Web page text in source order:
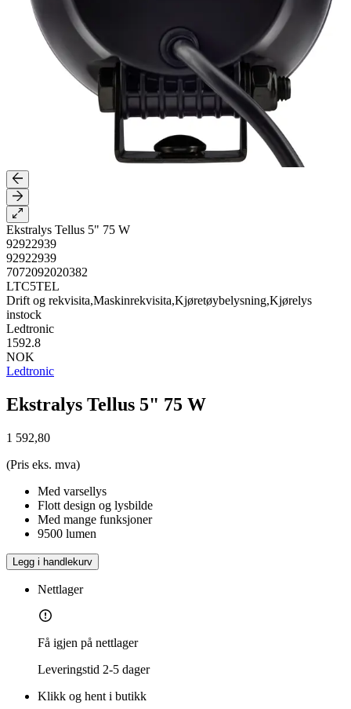
Ekstralys Tellus 5" 75 W
92922939
92922939
7072092020382
LTC5TEL
Drift og rekvisita,Maskinrekvisita,Kjøretøybelysning,Kjørelys
instock
Ledtronic
1592.8
NOK
Ledtronic
Ekstralys Tellus 5" 75 W
1 592,80
(Pris eks. mva)
Med varsellys
Flott design og lysbilde
Med mange funksjoner
9500 lumen
Legg i handlekurv
Nettlager
Få igjen på nettlager
Leveringstid 2-5 dager
Klikk og hent i butikk